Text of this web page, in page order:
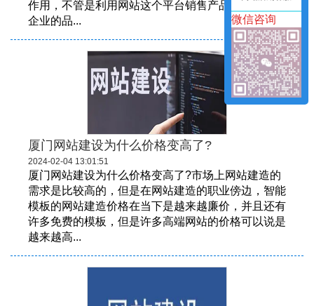
作用，不管是利用网站这个平台销售产品，还是宣传
企业的品...
厦门网站建设为什么价格变高了?
2024-02-04 13:01:51
厦门网站建设为什么价格变高了?市场上网站建造的
需求是比较高的，但是在网站建造的职业傍边，智能
模板的网站建造价格在当下是越来越廉价，并且还有
许多免费的模板，但是许多高端网站的价格可以说是
越来越高...
微信咨询